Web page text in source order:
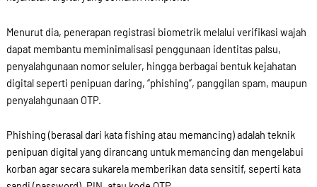
Menurut dia, penerapan registrasi biometrik melalui verifikasi wajah
dapat membantu meminimalisasi penggunaan identitas palsu,
penyalahgunaan nomor seluler, hingga berbagai bentuk kejahatan
digital seperti penipuan daring, “phishing”, panggilan spam, maupun
penyalahgunaan OTP.
Phishing (berasal dari kata fishing atau memancing) adalah teknik
penipuan digital yang dirancang untuk memancing dan mengelabui
korban agar secara sukarela memberikan data sensitif, seperti kata